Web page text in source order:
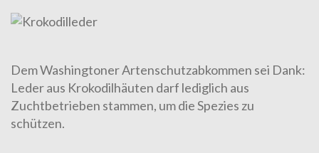
Dem Washingtoner Artenschutzabkommen sei Dank:
Lederaus Krokodilhäuten darf lediglich aus
Zuchtbetrieben stammen, um die Spezies zu
schützen.